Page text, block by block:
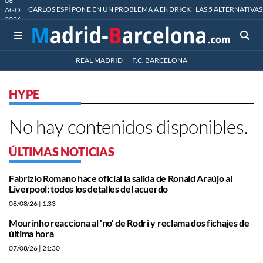
AGO
2026
CARLOS ESPÍ PONE EN UN PROBLEMA A ENDRICK LAS 5
REAL MADRID F.C. BARCELONA
HYPE
No hay contenidos disponibles.
ÚLTIMAS NOTICIAS
Fabrizio Romano hace oficial la salida de Ronald Araújo al
Liverpool: todos los detalles del acuerdo
08/08/26 | 1:33
Mourinho reacciona al 'no' de Rodri y reclama dos fichajes de
última hora
07/08/26 | 21:30